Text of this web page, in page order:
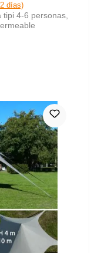
días)
tipi 4-6 personas,